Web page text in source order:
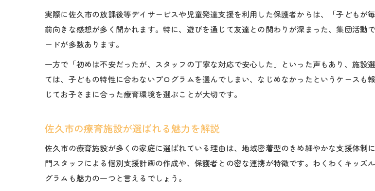
佐久市の福祉・小学生 遊び療育
福祉・小学生 遊び療育で大切に
実際に佐久市の放課後等デイサービスや児童発達支援を利用した保護者からは、「子ども
前向きな感想が多く聞かれます。特に、遊びを通じて友達との関わりが深まった、集団活動
ードが多数あります。
一方で「初めは不安だったが、スタッフの丁寧な対応で安心した」といった声もあり、施
ては、子どもの特性に合わないプログラムを選んでしまい、なじめなかったというケース
じてお子さまに合った療育環境を選ぶことが大切です。
佐久市の療育施設が選ばれる魅力を解説
佐久市の療育施設が多くの家庭に選ばれている理由は、地域密着型のきめ細やかな支援体
門スタッフによる個別支援計画の作成や、保護者との密な連携が特徴です。わくわくキッ
グラムも魅力の一つと言えるでしょう。